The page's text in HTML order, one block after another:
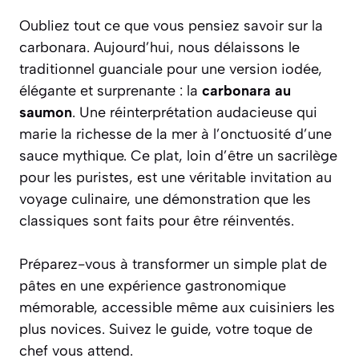
Oubliez tout ce que vous pensiez savoir sur la
carbonara. Aujourd’hui, nous délaissons le
traditionnel guanciale pour une version iodée,
élégante et surprenante : la carbonara au
saumon. Une réinterprétation audacieuse qui
marie la richesse de la mer à l’onctuosité d’une
sauce mythique. Ce plat, loin d’être un sacrilège
pour les puristes, est une véritable invitation au
voyage culinaire, une démonstration que les
classiques sont faits pour être réinventés.
Préparez-vous à transformer un simple plat de
pâtes en une expérience gastronomique
mémorable, accessible même aux cuisiniers les
plus novices. Suivez le guide, votre toque de
chef vous attend.